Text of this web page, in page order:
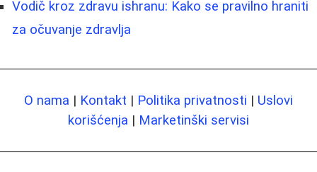
Vodič kroz zdravu ishranu: Kako se pravilno hraniti
za očuvanje zdravlja
O nama | Kontakt | Politika privatnosti | Uslovi
korišćenja | Marketinški servisi